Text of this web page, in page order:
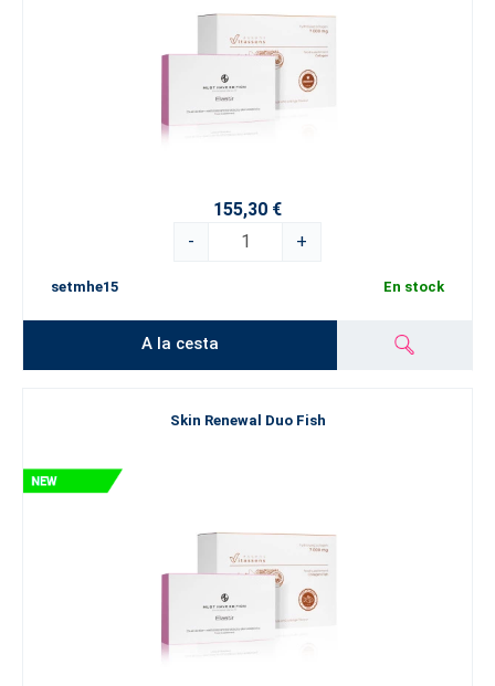
155,30 €
-
+
setmhe15 En stock
A la cesta
Skin Renewal Duo Fish